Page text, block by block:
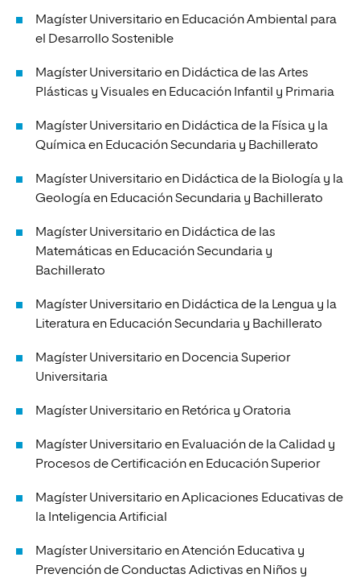
Magíster Universitario en Educación Ambiental para
el Desarrollo Sostenible
Magíster Universitario en Didáctica de las Artes
Plásticas y Visuales en Educación Infantil y Primaria
Magíster Universitario en Didáctica de la Física y la
Química en Educación Secundaria y Bachillerato
Magíster Universitario en Didáctica de la Biología y la
Geología en Educación Secundaria y Bachillerato
Magíster Universitario en Didáctica de las
Matemáticas en Educación Secundaria y
Bachillerato
Magíster Universitario en Didáctica de la Lengua y la
Literatura en Educación Secundaria y Bachillerato
Magíster Universitario en Docencia Superior
Universitaria
Magíster Universitario en Retórica y Oratoria
Magíster Universitario en Evaluación de la Calidad y
Procesos de Certificación en Educación Superior
Magíster Universitario en Aplicaciones Educativas de
la Inteligencia Artificial
Magíster Universitario en Atención Educativa y
Prevención de Conductas Adictivas en Niños y